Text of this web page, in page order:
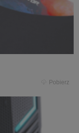
Pobierz